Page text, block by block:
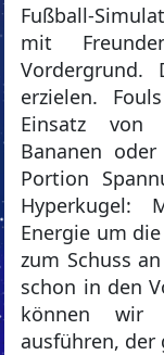
Fußball-
mit
erzielen.
Einsatz von
Bananen
Portion
Hyperkugel:
Energie um
zum Schuss
schon in den
können wir
ausführen, der